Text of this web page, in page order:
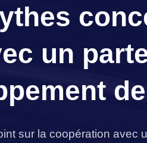
un
sur la coopération avec